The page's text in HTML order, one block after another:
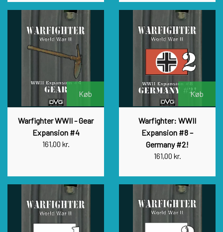
Køb
Warfighter WWII - Gear
Expansion #4
161,00 kr.
Køb
Warfighter: WWII
Expansion #8 –
Germany #2!
161,00 kr.